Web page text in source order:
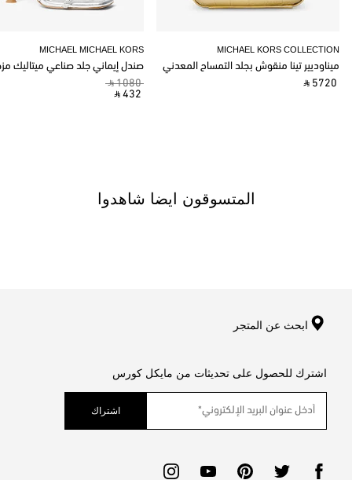
MICHAEL MICHAEL KORS
صندل إيماني جلد صناعي ميتاليك
‎ ⃁ 1080 ‎
‎ ⃁ 432 ‎
MICHAEL KORS COLLECTION
ميناوديير تينا منقوش بجلد التمساح المعدني
‎ ⃁ 5720 ‎
المتسوقون ايضا شاهدوا
ابحث عن المتجر
اشترك للحصول على تحديثات من مايكل كورس
اشتراك